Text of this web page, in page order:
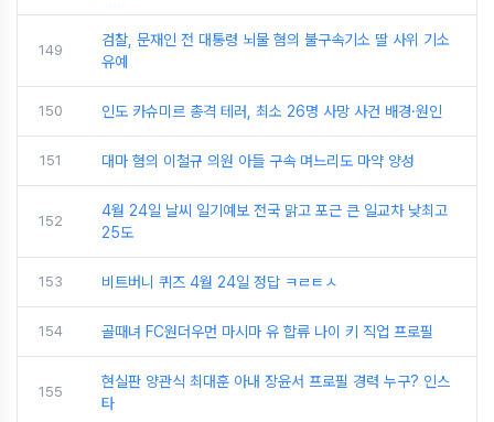
149
검찰, 문재인 전 대통령 뇌물 혐의 불구속기소 딸 사위 기소
유예
150 인도 카슈미르 총격 테러, 최소 26명 사망 사건 배경·원인
151 대마 혐의 이철규 의원 아들 구속 며느리도 마약 양성
152
4월 24일 날씨 일기예보 전국 맑고 포근 큰 일교차 낮최고
25도
153 비트버니 퀴즈 4월 24일 정답 ㅋㄹㅌㅅ
154 골때녀 FC원더우먼 마시마 유 합류 나이 키 직업 프로필
155
현실판 양관식 최대훈 아내 장윤서 프로필 경력 누구? 인스
타